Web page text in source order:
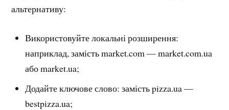
альтернативу:
Використовуйте локальні розширення:
наприклад, замість market.com — market.com.ua
або market.ua;
Додайте ключове слово: замість pizza.ua —
bestpizza.ua;